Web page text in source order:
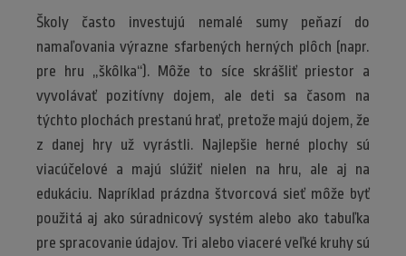
Školy často investujú nemalé sumy peňazí do
namaľovania výrazne sfarbených herných plôch (napr.
pre hru „škôlka“). Môže to síce skrášliť priestor a
vyvolávať pozitívny dojem, ale deti sa časom na
týchto plochách prestanú hrať, pretože majú dojem, že
z danej hry už vyrástli. Najlepšie herné plochy sú
viacúčelové a majú slúžiť nielen na hru, ale aj na
edukáciu. Napríklad prázdna štvorcová sieť môže byť
použitá aj ako súradnicový systém alebo ako tabuľka
pre spracovanie údajov. Tri alebo viaceré veľké kruhy sú